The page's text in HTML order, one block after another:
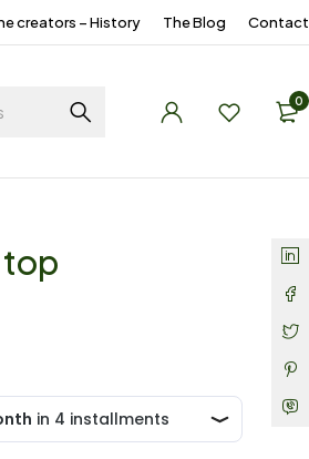
creators – History The Blog Contact
0
top